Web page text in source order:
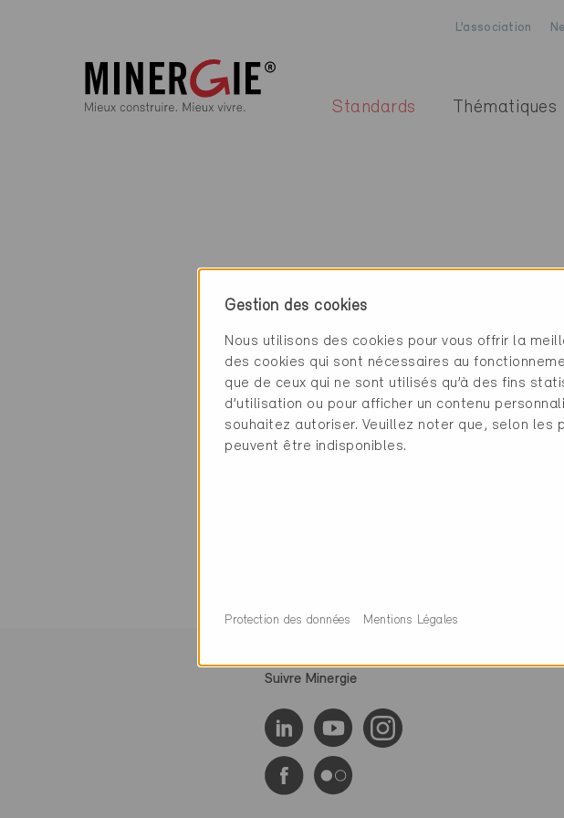
L’association
Standards Thématiques
Suivre Minergie
Gestion des cookies
Nous utilisons des cookies pour vous offrir la
des cookies qui sont nécessaires au
que de ceux qui ne sont utilisés qu’à des fins
d’utilisation ou pour afficher un contenu
souhaitez autoriser. Veuillez noter que, selon
peuvent être indisponibles.
Protection des données Mentions Légales